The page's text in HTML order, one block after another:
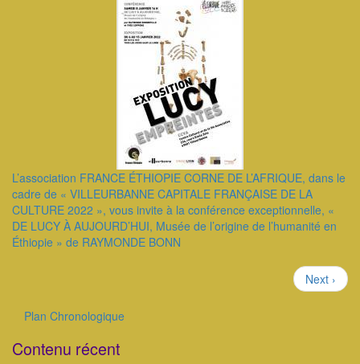
L’association FRANCE ÉTHIOPIE CORNE DE L’AFRIQUE, dans le
cadre de « VILLEURBANNE CAPITALE FRANÇAISE DE LA
CULTURE 2022 », vous invite à la conférence exceptionnelle, «
DE LUCY À AUJOURD’HUI, Musée de l’origine de l’humanité en
Éthiopie » de RAYMONDE BONN
Page
suivante
Next ›
Plan Chronologique
Contenu récent